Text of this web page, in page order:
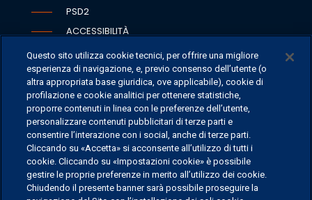
PSD2
ACCESSIBILITÀ
SEDI
CONTATTI
CONTATTI PER I MEDIA
FAQ
LAVORA CON NOI
Questo sito utilizza cookie tecnici, per offrire una migliore
esperienza di navigazione, e, previo consenso dell’utente (o
altra appropriata base giuridica, ove applicabile), cookie di
profilazione e cookie analitici per ottenere statistiche,
proporre contenuti in linea con le preferenze dell’utente,
personalizzare contenuti pubblicitari di terze parti e
consentire l’interazione con i social, anche di terze parti.
Cliccando su «Accetta» si acconsente all’utilizzo di tutti i
cookie. Cliccando su «Impostazioni cookie» è possibile
gestire le proprie preferenze in merito all’utilizzo dei cookie.
Chiudendo il presente banner sarà possibile proseguire la